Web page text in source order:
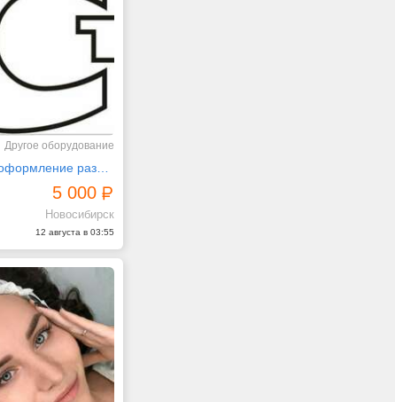
Другое оборудование
Предлагаем оформление разрешающих документов
5 000
Новосибирск
12 августа в 03:55